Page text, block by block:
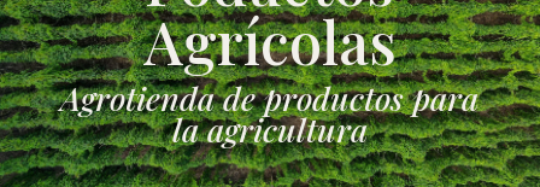
Agrícolas
Agrotienda de productos para
la agricultura